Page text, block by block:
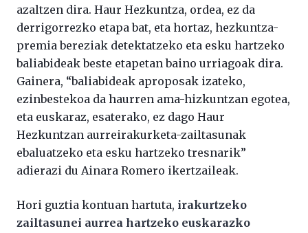
azaltzen dira. Haur Hezkuntza, ordea, ez da
derrigorrezko etapa bat, eta hortaz, hezkuntza-
premia bereziak detektatzeko eta esku hartzeko
baliabideak beste etapetan baino urriagoak dira.
Gainera, “baliabideak aproposak izateko,
ezinbestekoa da haurren ama-hizkuntzan egotea,
eta euskaraz, esaterako, ez dago Haur
Hezkuntzan aurreirakurketa-zailtasunak
ebaluatzeko eta esku hartzeko tresnarik”
adierazi du Ainara Romero ikertzaileak.
Hori guztia kontuan hartuta, irakurtzeko
zailtasunei aurrea hartzeko euskarazko